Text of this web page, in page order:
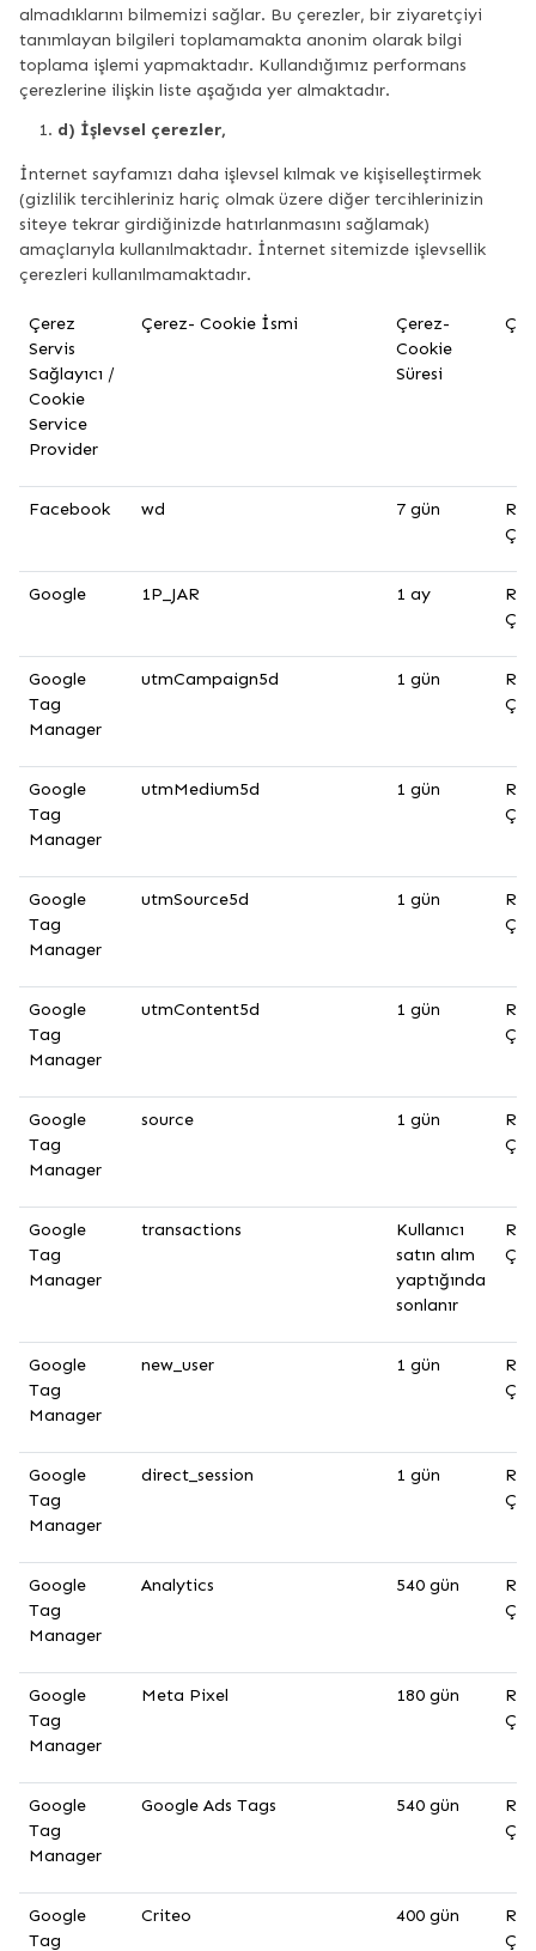
almadıklarını bilmemizi sağlar. Bu çerezler, bir ziyaretçiyi
tanımlayan bilgileri toplamamakta anonim olarak bilgi
toplama işlemi yapmaktadır. Kullandığımız performans
çerezlerine ilişkin liste aşağıda yer almaktadır.
d) İşlevsel çerezler,
İnternet sayfamızı daha işlevsel kılmak ve kişiselleştirmek
(gizlilik tercihleriniz hariç olmak üzere diğer tercihlerinizin
siteye tekrar girdiğinizde hatırlanmasını sağlamak)
amaçlarıyla kullanılmaktadır. İnternet sitemizde işlevsellik
çerezleri kullanılmamaktadır.
Çerez
Servis
Sağlayıcı /
Cookie
Service
Provider
Çerez- Cookie İsmi
Çerez-
Cookie
Süresi
Facebook wd 7 gün
Google 1P_JAR 1 ay
Google
Tag
Manager
utmCampaign5d 1 gün
Google
Tag
Manager
utmMedium5d 1 gün
Google
Tag
Manager
utmSource5d 1 gün
Google
Tag
Manager
utmContent5d 1 gün
Google
Tag
Manager
source 1 gün
Google
Tag
Manager
transactions
Kullanıcı
satın alım
yaptığında
sonlanır
Google
Tag
Manager
new_user 1 gün
Google
Tag
Manager
direct_session 1 gün
Google
Tag
Manager
Analytics 540 gün
Google
Tag
Manager
Meta Pixel 180 gün
Google
Tag
Manager
Google Ads Tags 540 gün
Google
Tag
Criteo 400 gün